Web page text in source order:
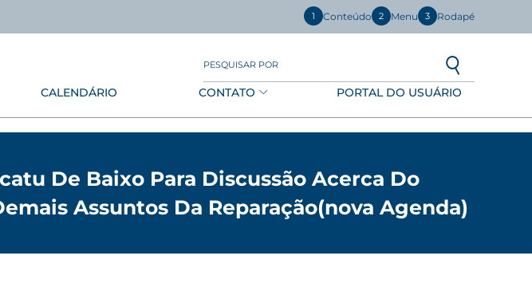
PESQUISAR POR
CALENDÁRIO CONTATO PORTAL DO USUÁRIO
1 Conteúdo 2 Menu 3 Rodapé
De Baixo Para Discussão Acerca Do
Assuntos Da Reparação(nova Agenda)